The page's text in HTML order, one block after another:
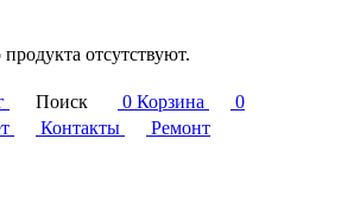
отсутствуют.
Поиск 0 Корзина
0
Контакты Ремонт